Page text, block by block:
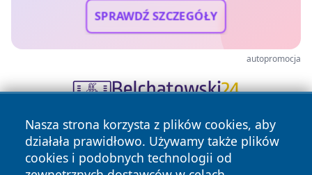
SPRAWDŹ SZCZEGÓŁY
autopromocja
Nasza strona korzysta z plików cookies, aby
działała prawidłowo. Używamy także plików
cookies i podobnych technologii od